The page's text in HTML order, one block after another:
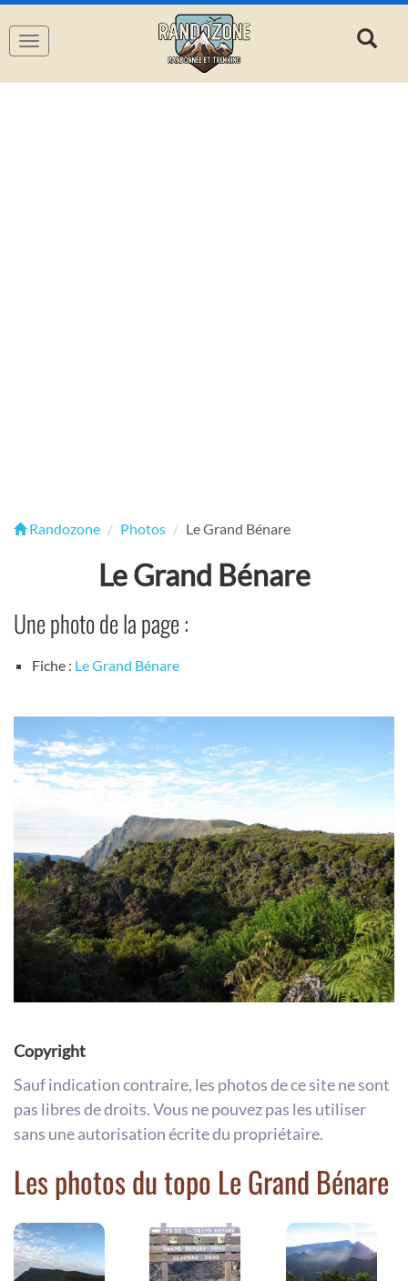
Navigation
Randozone Photos Le Grand Bénare
Le Grand Bénare
Une photo de la page :
Fiche : Le Grand Bénare
Copyright
Sauf indication contraire, les photos de ce site ne sont
pas libres de droits. Vous ne pouvez pas les utiliser
sans une autorisation écrite du propriétaire.
Les photos du topo Le Grand Bénare